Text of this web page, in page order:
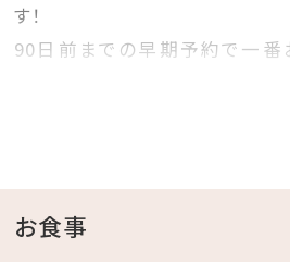
す！
90日前までの早期予約で一番
プランで迷っているお客様必見
＝＝＝＝＝＝＝＝＝＝＝＝＝＝
お食事